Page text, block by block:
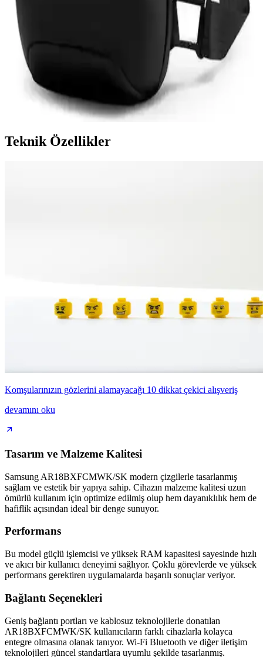
Asfal markasının Apple Watch uyumlu, çeşitli renk ve boyut
seçenekleriyle yüksek kaliteli kordonları, estetik ve dayanıklılık
sunarak kullanım konforu sağlar.
Mark Ryden Lexus MR-7510 USB Şarj Portlu
Omuz Çantası İnceleme ve Özellikleri
Lexus MR-7510, suya dayanıklı Oxford kumaş, USB şarj portu ve
düzenleyici cepleriyle günlük kullanımda pratik ve şık bir omuz
Teknik Özellikler
Komşularınızın gözlerini alamayacağı 10 dikkat çekici alışveriş
devamını oku
Tasarım ve Malzeme Kalitesi
Samsung AR18BXFCMWK/SK modern çizgilerle tasarlanmış
sağlam ve estetik bir yapıya sahip. Cihazın malzeme kalitesi uzun
ömürlü kullanım için optimize edilmiş olup hem dayanıklılık hem de
hafiflik açısından ideal bir denge sunuyor.
Performans
Bu model güçlü işlemcisi ve yüksek RAM kapasitesi sayesinde hızlı
ve akıcı bir kullanıcı deneyimi sağlıyor. Çoklu görevlerde ve yüksek
performans gerektiren uygulamalarda başarılı sonuçlar veriyor.
Bağlantı Seçenekleri
Geniş bağlantı portları ve kablosuz teknolojilerle donatılan
AR18BXFCMWK/SK kullanıcıların farklı cihazlarla kolayca
entegre olmasına olanak tanıyor. Wi-Fi Bluetooth ve diğer iletişim
teknolojileri güncel standartlara uyumlu şekilde tasarlanmış.